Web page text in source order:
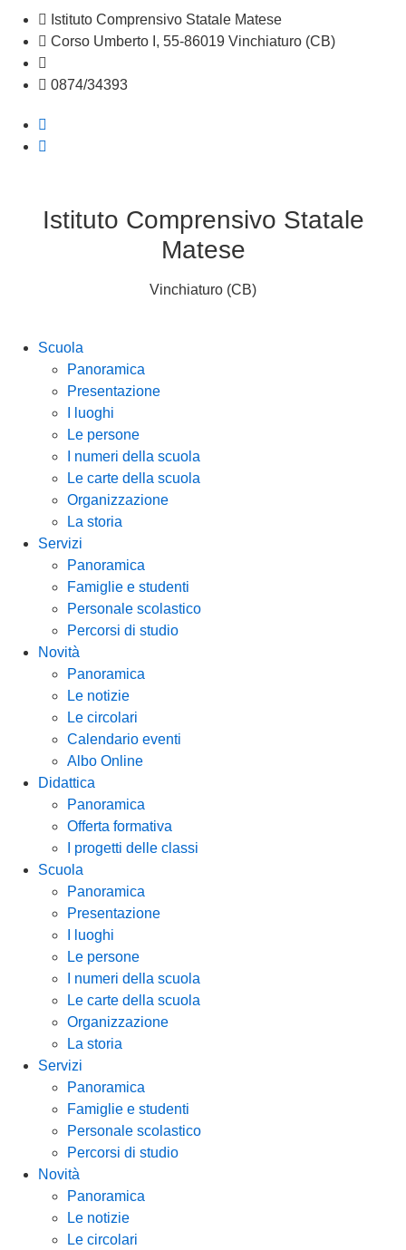
Istituto Comprensivo Statale Matese
Corso Umberto I, 55-86019 Vinchiaturo (CB)
0874/34393
Istituto Comprensivo Statale
Matese
Vinchiaturo (CB)
Scuola
Panoramica
Presentazione
I luoghi
Le persone
I numeri della scuola
Le carte della scuola
Organizzazione
La storia
Servizi
Panoramica
Famiglie e studenti
Personale scolastico
Percorsi di studio
Novità
Panoramica
Le notizie
Le circolari
Calendario eventi
Albo Online
Didattica
Panoramica
Offerta formativa
I progetti delle classi
Scuola
Panoramica
Presentazione
I luoghi
Le persone
I numeri della scuola
Le carte della scuola
Organizzazione
La storia
Servizi
Panoramica
Famiglie e studenti
Personale scolastico
Percorsi di studio
Novità
Panoramica
Le notizie
Le circolari